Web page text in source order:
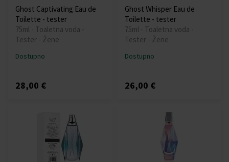
Ghost Captivating Eau de
Toilette - tester
75ml - Toaletna voda -
Tester - Žene
Dostupno
28,00 €
Ghost Whisper Eau de
Toilette - tester
75ml - Toaletna voda -
Tester - Žene
Dostupno
26,00 €